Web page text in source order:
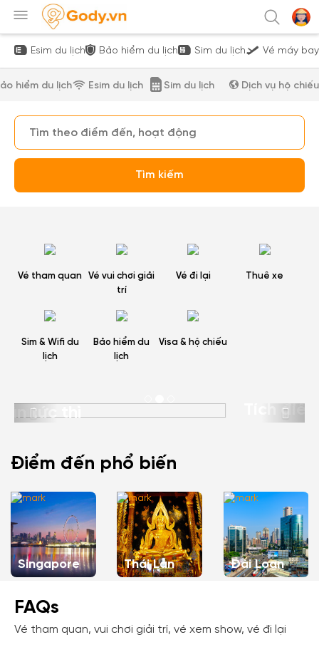
Esim du lịch Bảo hiểm du lịch Sim du lịch Vé máy bay
hiểm du lịch Esim du lịch Sim du lịch Dịch vụ hộ chiếu
Tìm kiếm
Vé tham quan
Vé vui chơi giải
trí
Vé đi lại Thuê xe
Sim & Wifi du
lịch
Bảo hiểm du
lịch
Visa & hộ chiếu
Tích điểm cho thành viên
Previous Next
Điểm đến phổ biến
Singapore Thái Lan Đài Loan
FAQs
Vé tham quan, vui chơi giải trí, vé xem show, vé đi lại